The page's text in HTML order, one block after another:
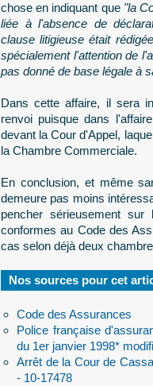
chose en indiquant que"la
liée à l'absence de
clause litigieuse était
spécialement l'attention de
pas donné de base légale à
Dans cette affaire, il sera
renvoi puisque dans
devant la Cour d'Appel,
la Chambre Commerciale.
En conclusion, et même
demeure pas moins
pencher sérieusement
conformes au Code des
cas selon déjà deux
Nos sources pour cet
Code des Assurances
Police française
du 1er janvier 1998*
Arrêt de la Cour de
- 10-17478